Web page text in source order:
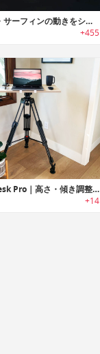
姿勢改善・サーフィンの動きをシミュレーションするスタンディングデスク用ボード
+455
Tripod Desk Pro｜高さ・傾き調整可能なポータブルな三脚スタンディングデスク
+14